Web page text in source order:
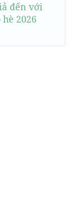
đến với
2026